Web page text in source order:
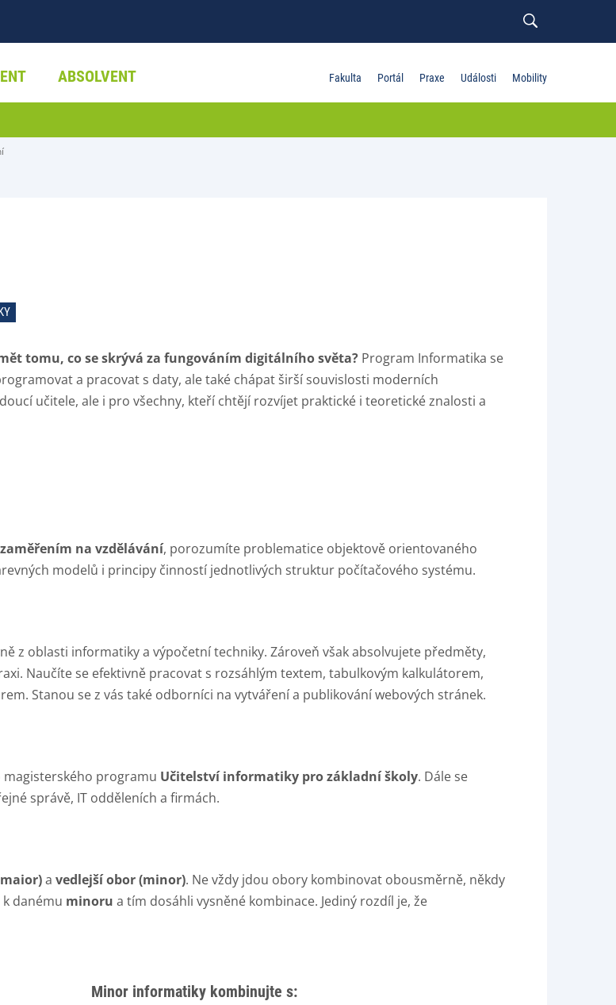
ABSOLVENT Fakulta Portál Praxe Události Mobility
tomu, co se skrývá za fungováním digitálního světa? Program Informatika se
a pracovat s daty, ale také chápat širší souvislosti moderních
učitele, ale i pro všechny, kteří chtějí rozvíjet praktické i teoretické znalosti a
na vzdělávání, porozumíte problematice objektově orientovaného
modelů i principy činností jednotlivých struktur počítačového systému.
z oblasti informatiky a výpočetní techniky. Zároveň však absolvujete předměty,
Naučíte se efektivně pracovat s rozsáhlým textem, tabulkovým kalkulátorem,
Stanou se z vás také odborníci na vytváření a publikování webových stránek.
programu Učitelství informatiky pro základní školy. Dále se
správě, IT odděleních a firmách.
a vedlejší obor (minor). Ne vždy jdou obory kombinovat obousměrně, někdy
danému minoru a tím dosáhli vysněné kombinace. Jediný rozdíl je, že
Minor informatiky kombinujte s: